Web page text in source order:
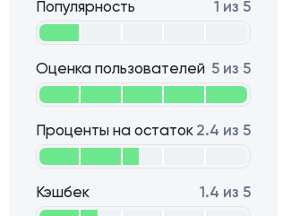
Проценты на остаток 2.4 из 5
Кэшбек 1.4 из 5
Популярность 1 из 5
Оценка пользователей 5 из 5